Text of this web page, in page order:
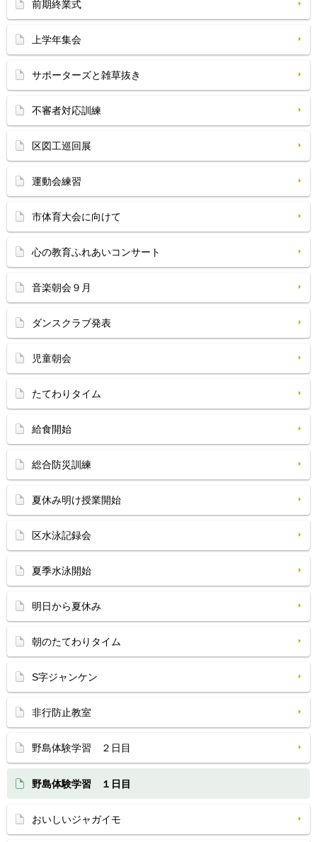
前期終業式
上学年集会
サポーターズと雑草抜き
不審者対応訓練
区図工巡回展
運動会練習
市体育大会に向けて
心の教育ふれあいコンサート
音楽朝会９月
ダンスクラブ発表
児童朝会
たてわりタイム
給食開始
総合防災訓練
夏休み明け授業開始
区水泳記録会
夏季水泳開始
明日から夏休み
朝のたてわりタイム
S字ジャンケン
非行防止教室
野島体験学習 ２日目
野島体験学習 １日目
おいしいジャガイモ